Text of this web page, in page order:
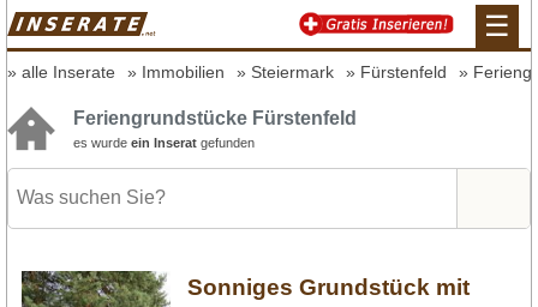
☰
alle Inserate Immobilien Steiermark Fürstenfeld
Feriengrundstücke Fürstenfeld
es wurde ein Inserat gefunden
Sonniges Grundstück mit